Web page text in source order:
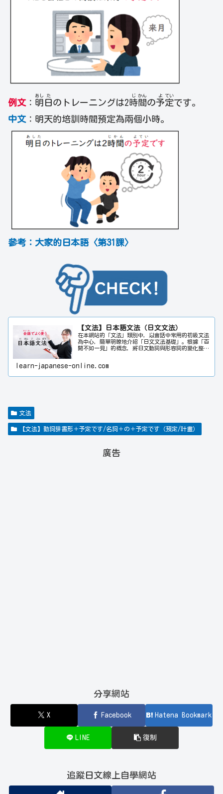
例文 ： 明
あし
日
た
のトレーニングは2時
じ
間
かん
の予
よ
定
てい
です。
中文 ：明天的培訓時間預定為兩個小時。
參考：大家的日本語〈第31課〉
【文法】日本語文法（日文文法）
在本網站的「文法」類別中，以會話中常用的初級文法
為中心，簡單明瞭地介紹「日文文法基礎」。根據「百
聞不如一見」的概念，將日文動詞與形容詞的變化整理
的文法。此外，將日文的「自動詞」與「他動詞」按4
learn-japanese-online.com
文法
【文法】動詞辞書形＋予定です/名詞＋の＋予定です（預定/計畫）
廣告
分享網站
X Facebook Hatena Bookmark
LINE 復制
追蹤日文線上自學網站